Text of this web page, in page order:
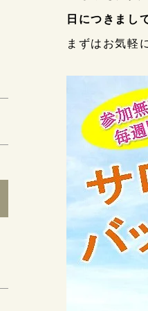
日につきまし
まずはお気軽